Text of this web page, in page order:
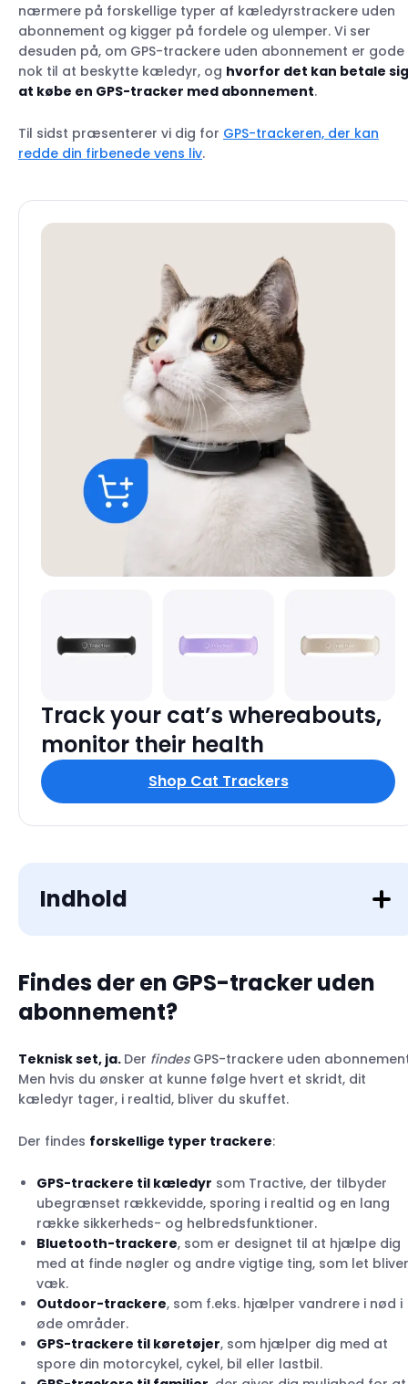
nærmere på forskellige typer af kæledyrstrackere uden
abonnement og kigger på fordele og ulemper. Vi ser
desuden på, om GPS-trackere uden abonnement er gode
nok til at beskytte kæledyr, og hvorfor det kan betale sig
at købe en GPS-tracker med abonnement.
Til sidst præsenterer vi dig for GPS-trackeren, der kan
redde din firbenede vens liv.
Track your cat’s whereabouts,
monitor their health
Shop Cat Trackers
Indhold
Fordele
Ulemper
Bluetooth-trackere
Trackere med radiofrekvens
GPS-trackere uden SIM-kort
Findes der en GPS-tracker uden
abonnement?
Teknisk set, ja. Der findes GPS-trackere uden
Men hvis du ønsker at kunne følge hvert et skridt, dit
kæledyr tager, i realtid, bliver du skuffet.
Der findes forskellige typer trackere:
GPS-trackere til kæledyr som Tractive, der tilbyder
ubegrænset rækkevidde, sporing i realtid og en lang
række sikkerheds- og helbredsfunktioner.
Bluetooth-trackere, som er designet til at hjælpe dig
med at finde nøgler og andre vigtige ting, som let bliver
væk.
Outdoor-trackere, som f.eks. hjælper vandrere i nød i
øde områder.
GPS-trackere til køretøjer, som hjælper dig med at
spore din motorcykel, cykel, bil eller lastbil.